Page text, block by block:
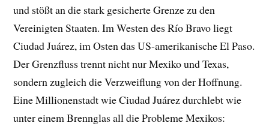
und stößt an die stark gesicherte Grenze zu den
Vereinigten Staaten. Im Westen des Río Bravo liegt
Ciudad Juárez, im Osten das US-amerikanische El Paso.
Der Grenzfluss trennt nicht nur Mexiko und Texas,
sondern zugleich die Verzweiflung von der Hoffnung.
Eine Millionenstadt wie Ciudad Juárez durchlebt wie
unter einem Brennglas all die Probleme Mexikos: